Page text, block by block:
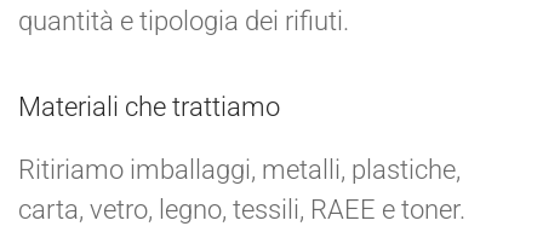
quantità e tipologia dei rifiuti.
Materiali che trattiamo
Ritiriamo imballaggi, metalli, plastiche,
carta, vetro, legno, tessili, RAEE e toner.